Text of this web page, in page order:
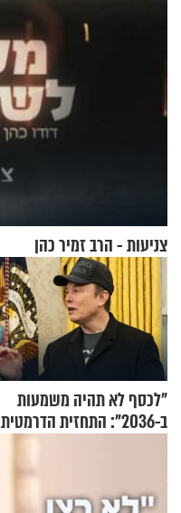
צניעות - הרב זמיר כהן
"לכסף לא תהיה משמעות
ב-2036": התחזית הדרמטית
של אילון מאסק על עתיד